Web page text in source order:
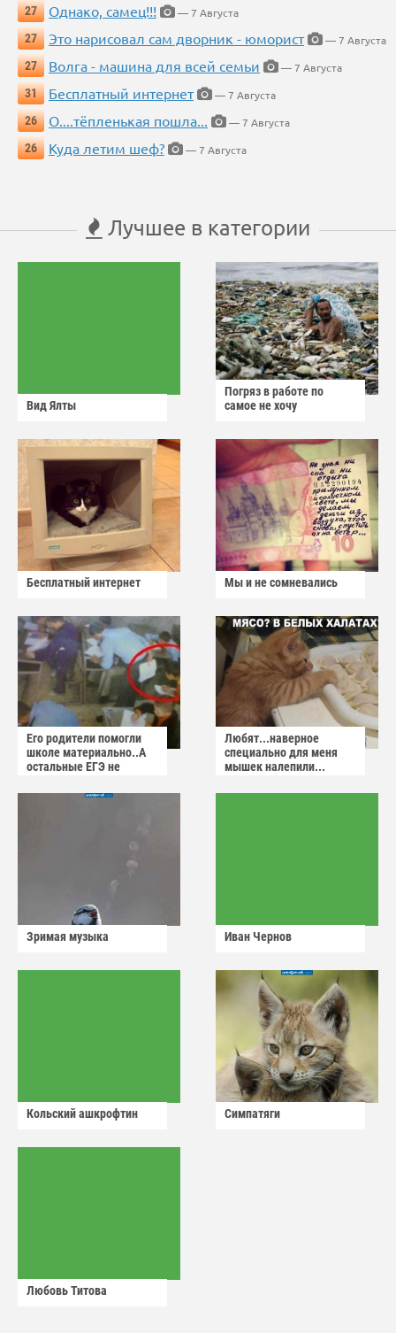
27
Однако, самец!!!
— 7 Августа
27
Это нарисовал сам дворник - юморист
— 7 Августа
27
Волга - машина для всей семьи
— 7 Августа
31
Бесплатный интернет
— 7 Августа
26
О....тёпленькая пошла...
— 7 Августа
26
Куда летим шеф? — 7 Августа
Лучшее в категории
Вид Ялты
Погряз в работе по
самое не хочу
Бесплатный интернет Мы и не сомневались
Его родители помогли
школе материально..А
остальные ЕГЭ не
Любят...наверное
специально для меня
мышек налепили...
Зримая музыка Иван Чернов
Кольский ашкрофтин Симпатяги
Любовь Титова